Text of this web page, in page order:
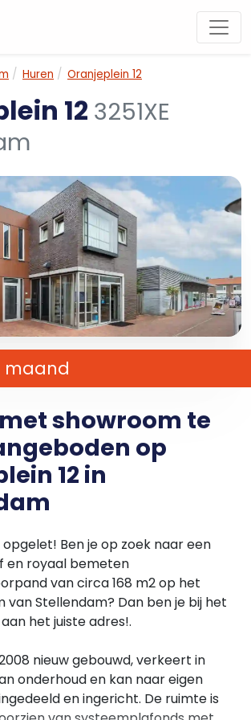
Huren Oranjeplein 12
12 3251XE
maand
showroom te
op
12 in
Ben je op zoek naar een
en royaal bemeten
van circa 168 m2 op het
van Stellendam? Dan ben je bij het
het juiste adres!.
nieuw gebouwd, verkeert in
onderhoud en kan naar eigen
en ingericht. De ruimte is